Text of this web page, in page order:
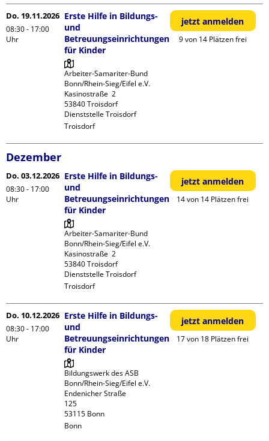
Do. 19.11.2026
08:30 - 17:00
Uhr
Erste Hilfe in Bildungs-
und
Betreuungseinrichtungen
für Kinder
Arbeiter-Samariter-Bund
Bonn/Rhein-Sieg/Eifel e.V.
Kasinostraße  2
53840 Troisdorf
Dienststelle Troisdorf
Troisdorf
jetzt anmelden
9 von 14 Plätzen frei
Dezember
Do. 03.12.2026
08:30 - 17:00
Uhr
Erste Hilfe in Bildungs-
und
Betreuungseinrichtungen
für Kinder
Arbeiter-Samariter-Bund
Bonn/Rhein-Sieg/Eifel e.V.
Kasinostraße  2
53840 Troisdorf
Dienststelle Troisdorf
Troisdorf
jetzt anmelden
14 von 14 Plätzen frei
Do. 10.12.2026
08:30 - 17:00
Uhr
Erste Hilfe in Bildungs-
und
Betreuungseinrichtungen
für Kinder
Bildungswerk des ASB
Bonn/Rhein-Sieg/Eifel e.V.
Endenicher Straße
125
Bonn
jetzt anmelden
17 von 18 Plätzen frei